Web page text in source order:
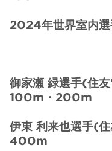
2024年世界室内
御家瀬 緑選手(住
100m・200m
伊東 利来也選手(
400m